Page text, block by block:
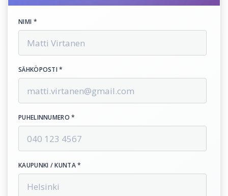
NIMI *
SÄHKÖPOSTI *
PUHELINNUMERO *
KAUPUNKI / KUNTA *